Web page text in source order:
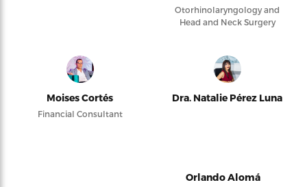
Otorhinolaryngology and
Head and Neck Surgery
Moises Cortés
Financial Consultant
Dra. Natalie Pérez Luna
Orlando Alomá